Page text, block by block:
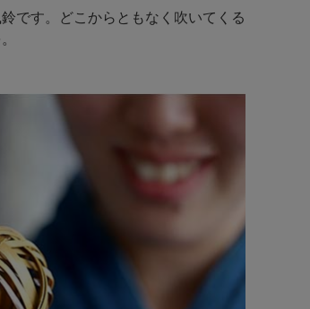
です。どこからともなく吹いてくる